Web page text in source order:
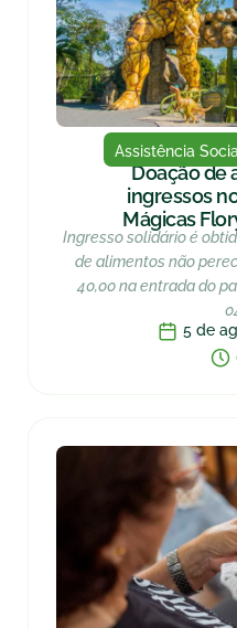
Assistência
Doação de
ingressos
Mágicas
Ingresso solidário é
de alimentos não
40,00 na entrada do
5 de